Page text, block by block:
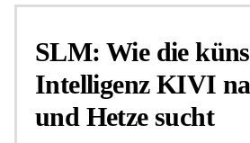
Hintergrund
SLM: Wie die
Intelligenz KIVI
und Hetze sucht